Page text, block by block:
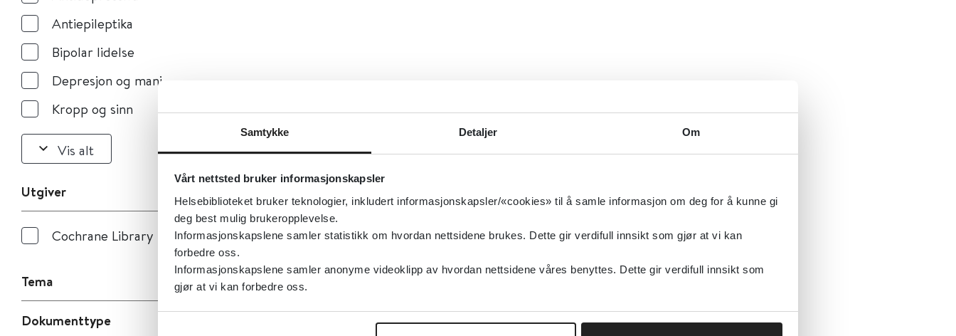
Samtykke Detaljer Om
Vårt nettsted bruker informasjonskapsler
Helsebiblioteket bruker teknologier, inkludert informasjonskapsler/«cookies» til å samle informasjon om deg for å kunne gi
deg best mulig brukeropplevelse.
Informasjonskapslene samler statistikk om hvordan nettsidene brukes. Dette gir verdifull innsikt som gjør at vi kan
forbedre oss.
Informasjonskapslene samler anonyme videoklipp av hvordan nettsidene våres benyttes. Dette gir verdifull innsikt som
gjør at vi kan forbedre oss.
Antiepileptika
Bipolar lidelse
Depresjon og mani
Kropp og sinn
Vis alt
Utgiver
Cochrane Library
Tema
Dokumenttype